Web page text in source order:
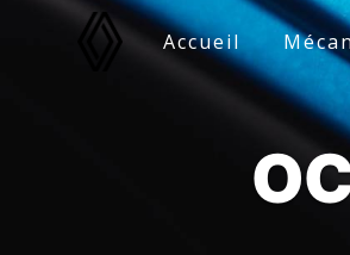
Panneau de gestion des cookies
Accueil